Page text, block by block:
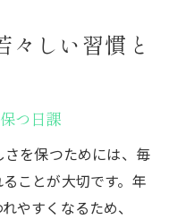
々しい習慣と
つ日課
を保つためには、毎
ことが大切です。年
やすくなるため、